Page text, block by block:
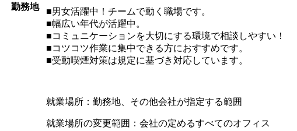
勤務地
■男女活躍中！チームで動く職場です。
■幅広い年代が活躍中。
■コミュニケーションを大切にする環境で相談しやすい！
■コツコツ作業に集中できる方におすすめです。
■受動喫煙対策は規定に基づき対応しています。
就業場所：勤務地、その他会社が指定する範囲
就業場所の変更範囲：会社の定めるすべてのオフィス